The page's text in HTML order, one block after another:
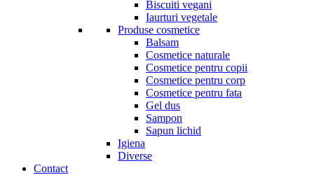
Biscuiti vegani
Iaurturi vegetale
Produse cosmetice
Balsam
Cosmetice naturale
Cosmetice pentru copii
Cosmetice pentru corp
Cosmetice pentru fata
Gel dus
Sampon
Sapun lichid
Igiena
Diverse
Contact